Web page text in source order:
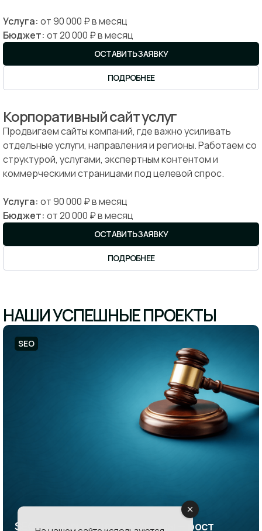
Услуга: от 90 000 ₽ в месяц
Бюджет: от 20 000 ₽ в месяц
ОСТАВИТЬ ЗАЯВКУ
ПОДРОБНЕЕ
Корпоративный сайт услуг
Продвигаем сайты компаний, где важно усиливать
отдельные услуги, направления и регионы. Работаем со
структурой, услугами, экспертным контентом и
коммерческими страницами под целевой спрос.
Услуга: от 90 000 ₽ в месяц
Бюджет: от 20 000 ₽ в месяц
ОСТАВИТЬ ЗАЯВКУ
ПОДРОБНЕЕ
НАШИ УСПЕШНЫЕ ПРОЕКТЫ
SEO
SEO для юридической фирмы — рост